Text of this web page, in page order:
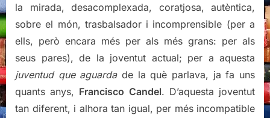
la mirada, desacomplexada, coratjosa, autèntica,
sobre el món, trasbalsador i incomprensible (per a
ells, però encara més per als més grans: per als
seus pares), de la joventut actual; per a aquesta
juventud que aguardade la què parlava, ja fa uns
quants anys, Francisco Candel. D’aquesta joventut
tan diferent, i alhora tan igual, per més incompatible